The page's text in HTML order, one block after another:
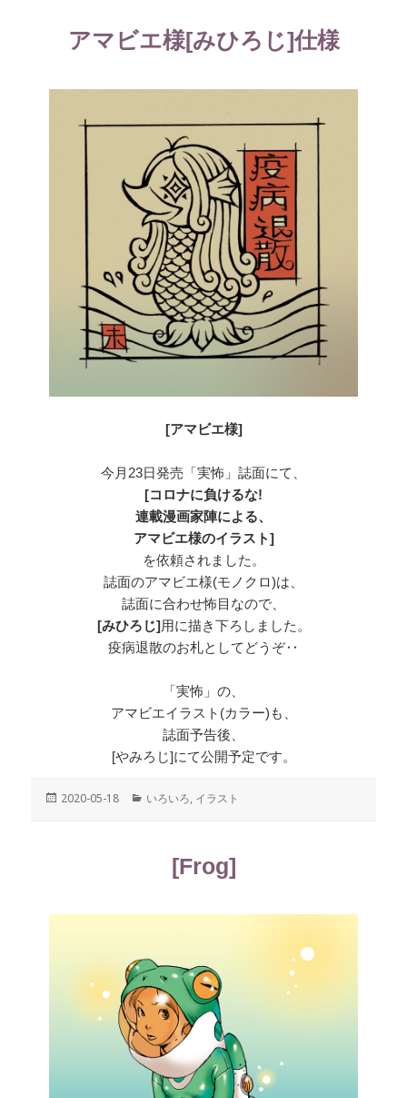
ー
アマビエ様[みひろじ]仕様
[アマビエ様]
今月23日発売「実怖」誌面にて、
[コロナに負けるな!
連載漫画家陣による、
アマビエ様のイラスト]
を依頼されました。
誌面のアマビエ様(モノクロ)は、
誌面に合わせ怖目なので、
[みひろじ]用に描き下ろしました。
疫病退散のお札としてどうぞ‥
「実怖」の、
アマビエイラスト(カラー)も、
誌面予告後、
[やみろじ]にて公開予定です。
投
2020-05-18
カ
いろいろ, イラスト
[Frog]